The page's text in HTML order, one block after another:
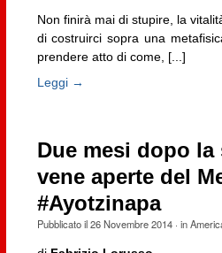
Non finirà mai di stupire, la
di costruirci sopra una
prendere atto di come, [...]
Leggi →
Due mesi dopo la
vene aperte del
#Ayotzinapa
Pubblicato il26 Novembre 2014· in